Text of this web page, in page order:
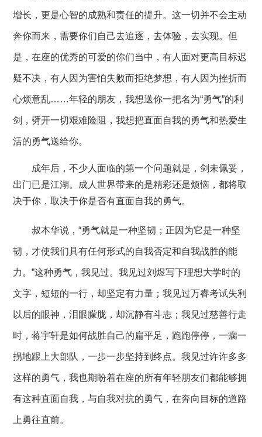
增长，更是心智的成熟和责任的提升。这一切并不会主动
奔你而来，需要你们自己去追逐，去体验，去实现。但
是，在座的优秀的可爱的你们当中，有人面对更高目标迟
疑不决，有人因为害怕失败而拒绝梦想，有人因为挫折而
心烦意乱……年轻的朋友，我想送你一把名为“勇气”的利
剑，劈开一切艰难险阻，我想把直面自我的勇气和热爱生
活的勇气送给你。
成年后，不少人面临的第一个问题就是，剑未佩妥，
出门已是江湖。成人世界带来的是精彩还是烦恼，都将取
决于你，取决于你是否有直面自我的勇气。
叔本华说，“勇气就是一种坚韧；正因为它是一种坚
韧，才使我们具有任何形式的自我否定和自我战胜的能
力。”这种勇气，我见过。我见过刘煜写下理想大学时的
文字，短短的一行，却坚定有力量；我见过万睿考试失利
以后的眼神，泪眼朦胧，却沉静有斗志；我见过慈善行走
时，蒋宇轩是如何战胜自己的扁平足，跑跑停停，一瘸一
拐地跟上大部队，一步一步坚持到终点。我见过许许多多
这样的勇气，我也期盼着在座的所有年轻朋友们都能够拥
有这种直面自我，与自我对抗的勇气，在奔向目标的道路
上勇往直前。